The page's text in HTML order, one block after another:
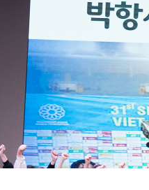
학교상징
학교 CI
교직원현황
학생현황
위치/전화
전경사진